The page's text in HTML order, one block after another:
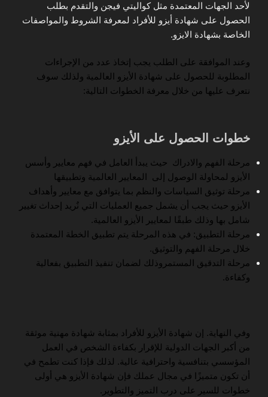
لأحد الجهات المعتمدة مثل كواليتي فيجن والتقدم بطلب
الحصول على شهادة أيزو للأفراد لمعرفة الشروط والمواصفات
الخاصة بشهادة الايزو.
وعند الموافقة على الطلب يجب إتخاذ عدد من الإجراءات
المطلوبة للحصول على شهادة الأيزو العالمية ولذلك سوف
نتعرف عليها من خلال معرفة الخطوات التالية:
خطوات الحصول على الأيزو
مرحلة الفهم والادراك حيث يبدأ العامل في فهم معايير وأسس
الأيزو لمحاولة الوصول إلى المعايير العالمية وتطبيقها
مرحلة توثيق السياسات والنظم بما يتوافق مع معايير وأهداف
الأيزو حيث يجب أن يشمل جميع العمليات التي نٌريد إحداث تغيير
شامل بها وذلك طبقًا لمعايير الأيزو العالمية.
مرحلة التطبيق: في هذه المرحلة يتم تطبيق الخطة المعتمدة
خلال مرحلة الفهم والتوثيق.
مرحلة التدقيق المستمروذلك لضمان تنفيذ التطبيق بفعالية
وكفاءة.
وفي النهاية. إن شهادة الأيزو للأفراد بمثابة شهادة مهنية موثقة
من أكبر الجهات الدولية للإقرار بكفاءة الشخص في العمل
المؤسسي بتنافسية واحترافية عالية. لذلك فإذا كنت تطمح في
أن تكون متميزًا في مجال عملك فإن شهادة الأيزو هي أولى
خطوات للسير على درب التميز والتطوير.